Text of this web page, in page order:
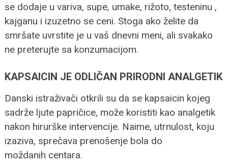
se dodaje u variva, supe, umake, rižoto, testeninu ,
kajganu i izuzetno se ceni. Stoga ako želite da
smršate uvrstite je u vaš dnevni meni, ali svakako
ne preterujte sa konzumacijom.
KAPSAICIN JE ODLIČAN PRIRODNI ANALGETIK
Danski istraživači otkrili su da se kapsaicin kojeg
sadrže ljute papričice, može koristiti kao analgetik
nakon hirurške intervencije. Naime, utrnulost, koju
izaziva, sprečava prenošenje bola do
moždanih centara.